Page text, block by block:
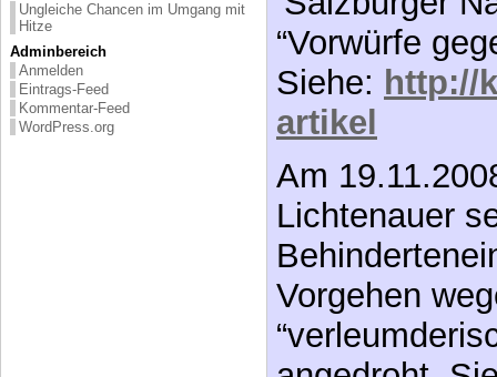
Ungleiche Chancen im Umgang mit
Hitze
Adminbereich
Anmelden
Eintrags-Feed
Kommentar-Feed
WordPress.org
“Vorwürfe
Siehe: http://
artikel
Am
Lichtenauer
Vorgehen